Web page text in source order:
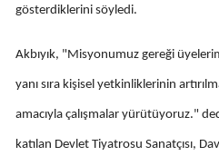
gösterdiklerini söyledi.
Akbıyık, "Misyonumuz gereği
yanı sıra kişisel yetkinliklerinin
amacıyla çalışmalar yürütüyoruz."
katılan Devlet Tiyatrosu Sanatçısı,